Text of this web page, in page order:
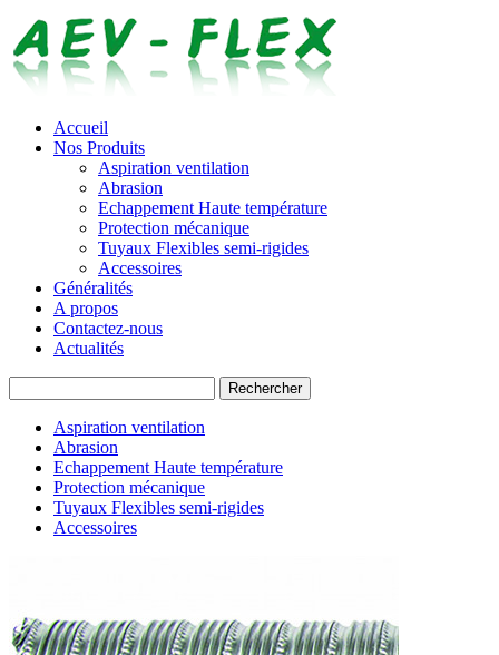
Accueil
Nos Produits
Aspiration ventilation
Abrasion
Echappement Haute température
Protection mécanique
Tuyaux Flexibles semi-rigides
Accessoires
Généralités
A propos
Contactez-nous
Actualités
Rechercher
Aspiration ventilation
Abrasion
Echappement Haute température
Protection mécanique
Tuyaux Flexibles semi-rigides
Accessoires